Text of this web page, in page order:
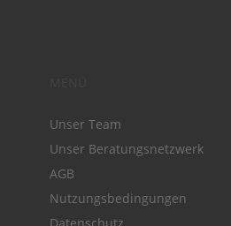
Unser Team
Unser Beratungsnetzwerk
AGB
Nutzungsbedingungen
Datenschutz